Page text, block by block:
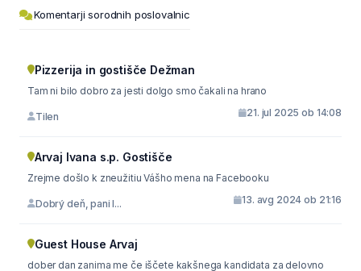
Komentarji sorodnih poslovalnic
Pizzerija in gostišče Dežman
Tam ni bilo dobro za jesti dolgo smo čakali na hrano
Tilen 21. jul 2025 ob 14:08
Arvaj Ivana s.p. Gostišče
Zrejme došlo k zneužitiu Vášho mena na Facebooku
Dobrý deň, pani I... 13. avg 2024 ob 21:16
Guest House Arvaj
dober dan zanima me če iščete kakšnega kandidata za delovno